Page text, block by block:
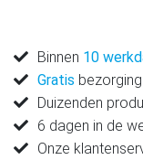
Binnen 10
Gratis
Duizenden
6 dagen in de
Onze